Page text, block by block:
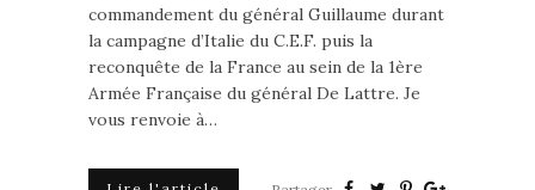
commandement du général Guillaume durant
la campagne d’Italie du C.E.F. puis la
reconquête de la France au sein de la 1ère
Armée Française du général De Lattre. Je
vous renvoie à…